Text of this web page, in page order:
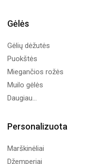
Gėlės
Gėlių dėžutės
Puokštės
Miegančios rožės
Muilo gėlės
Daugiau...
Personalizuota
Marškinėliai
Džemperiai